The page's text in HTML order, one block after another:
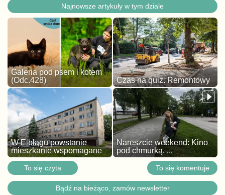
Najnowsze artykuły w tym dziale
Galeria pod psem i kotem
(Odc.428)
Czas na quiz. Remontowy
W Elblągu powstanie
mieszkanie wspomagane
Nareszcie weekend: Kino
pod chmurką, ...
To się czyta To się komentuje
Bądź na bieżąco, zamów newsletter